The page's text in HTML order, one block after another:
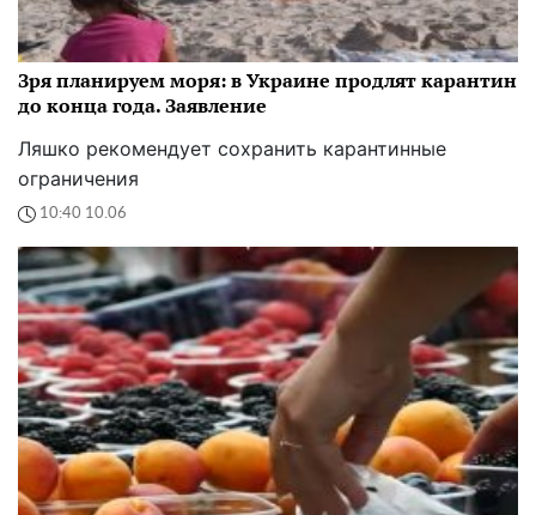
Зря планируем моря: в Украине продлят карантин
до конца года. Заявление
Ляшко рекомендует сохранить карантинные
ограничения
10:40 10.06